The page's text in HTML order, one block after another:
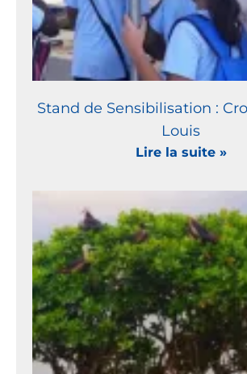
Stand de Sensibilisation :
Louis
Lire la suite »